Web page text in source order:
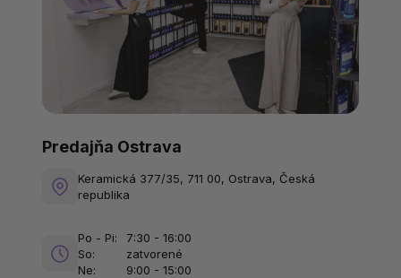
Predajňa Ostrava
Keramická 377/35, 711 00, Ostrava, Česká
republika
Po - Pi:
7:30 - 16:00
So:
zatvorené
Ne:
9:00 - 15:00